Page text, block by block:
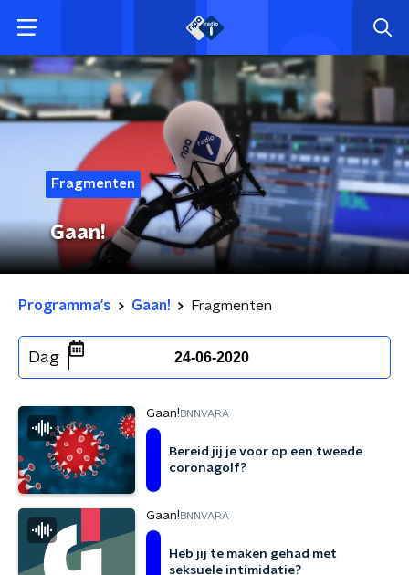
Fragmenten
Gaan!
Programma's Gaan! Fragmenten
Dag 24-06-2020
Gaan! BNNVARA
Bereid jij je voor op een tweede
coronagolf?
Gaan! BNNVARA
Heb jij te maken gehad met
seksuele intimidatie?